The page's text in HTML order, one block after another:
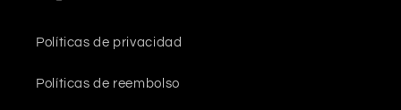
Políticas de privacidad
Políticas de reembolso